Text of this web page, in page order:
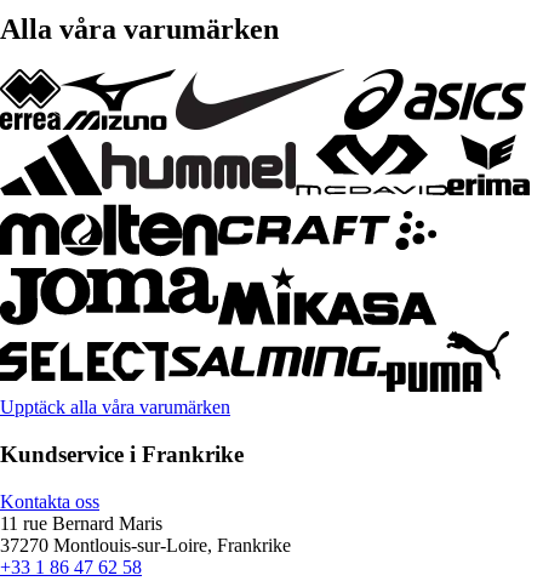
Alla våra varumärken
Upptäck alla våra varumärken
Kundservice i Frankrike
Kontakta oss
11 rue Bernard Maris
37270 Montlouis-sur-Loire, Frankrike
+33 1 86 47 62 58